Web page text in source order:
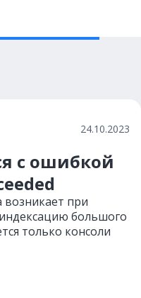
24.10.2023
с ошибкой
при
большого
только консоли